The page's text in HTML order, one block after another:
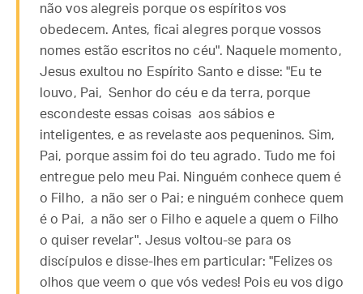
não vos alegreis porque os espíritos vos
obedecem. Antes, ficai alegres porque vossos
nomes estão escritos no céu". Naquele momento,
Jesus exultou no Espírito Santo e disse: "Eu te
louvo, Pai, Senhor do céu e da terra, porque
escondeste essas coisas aos sábios e
inteligentes, e as revelaste aos pequeninos. Sim,
Pai, porque assim foi do teu agrado. Tudo me foi
entregue pelo meu Pai. Ninguém conhece quem é
o Filho, a não ser o Pai; e ninguém conhece quem
é o Pai, a não ser o Filho e aquele a quem o Filho
o quiser revelar". Jesus voltou-se para os
discípulos e disse-lhes em particular: "Felizes os
olhos que veem o que vós vedes! Pois eu vos digo